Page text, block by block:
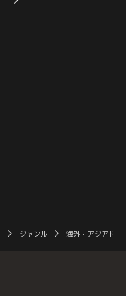
ョンは、ついに最終試験の結果を発
ジャンル 海外・アジアドラ